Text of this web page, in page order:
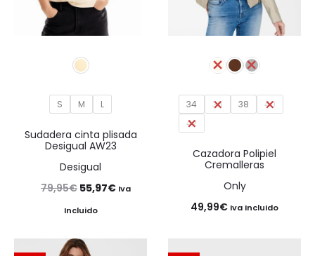
S M L
Sudadera cinta plisada
Desigual AW23
Desigual
79,95€ El
precio
era:
55,97€ElIva
Incluido
34 36 38
40
42
Cazadora Polipiel
Cremalleras
Only
49,99€ Iva Incluido